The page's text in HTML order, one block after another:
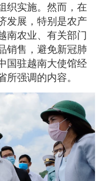
织实施。然而，在
发展，特别是农产
南农业、有关部门
销售，避免新冠肺
国驻越南大使馆经
强调的内容。